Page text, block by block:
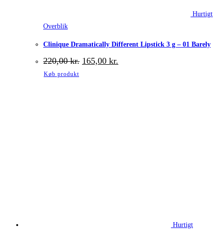
Hurtigt
Overblik
Clinique Dramatically Different Lipstick 3 g – 01 Barely
220,00kr. Den
oprindelige
165,00 kr.
aktuelle
Køb produkt
Hurtigt